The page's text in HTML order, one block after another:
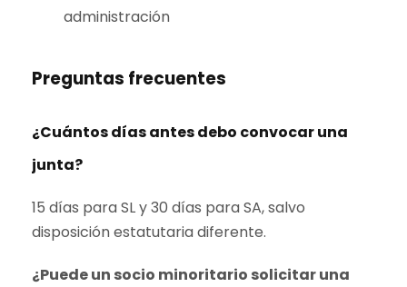
administración
Preguntas frecuentes
¿Cuántos días antes debo convocar una
junta?
15 días para SL y 30 días para SA, salvo
disposición estatutaria diferente.
¿Puede un socio minoritario solicitar una